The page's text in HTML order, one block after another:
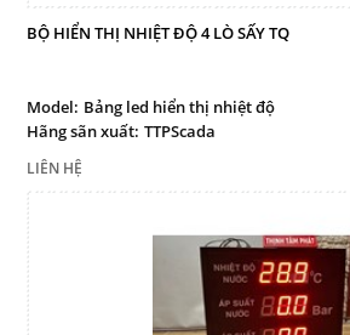
BỘ HIỂN THỊ NHIỆT ĐỘ 4 LÒ SẤY TQ
Model: Bảng led hiển thị nhiệt độ
Hãng sãn xuất: TTPScada
LIÊN HỆ